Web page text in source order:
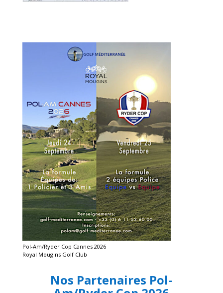
Pol-Am/Ryder Cop Cannes 2026
Royal Mougins Golf Club
Nos Partenaires Pol-